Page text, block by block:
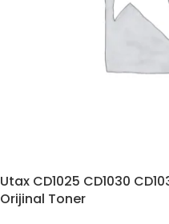
Utax CD1025 CD1030
Orijinal Toner